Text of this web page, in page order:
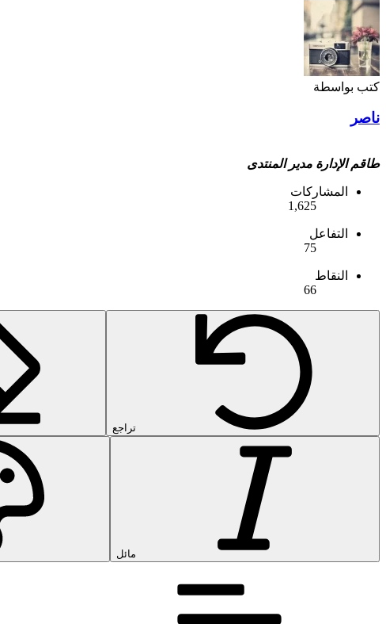
كتب بواسطة
ناصر
طاقم الإدارة مدير المنتدى
المشاركات
1,625
التفاعل
75
النقاط
66
تراجع
مائل